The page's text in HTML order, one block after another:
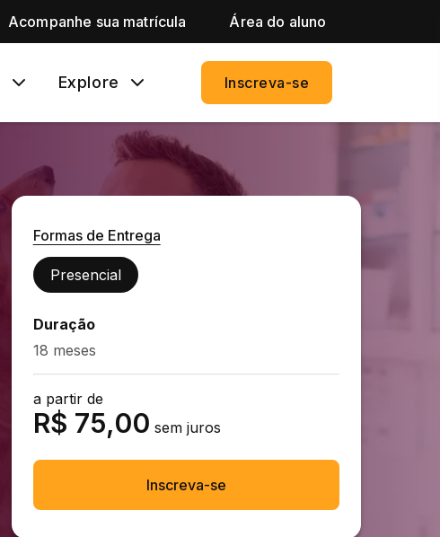
Acompanhe sua matrícula Área do aluno
Explore Inscreva-se
Formas de Entrega
Presencial
Duração
18 meses
a partir de
R$ 75,00 sem juros
Inscreva-se